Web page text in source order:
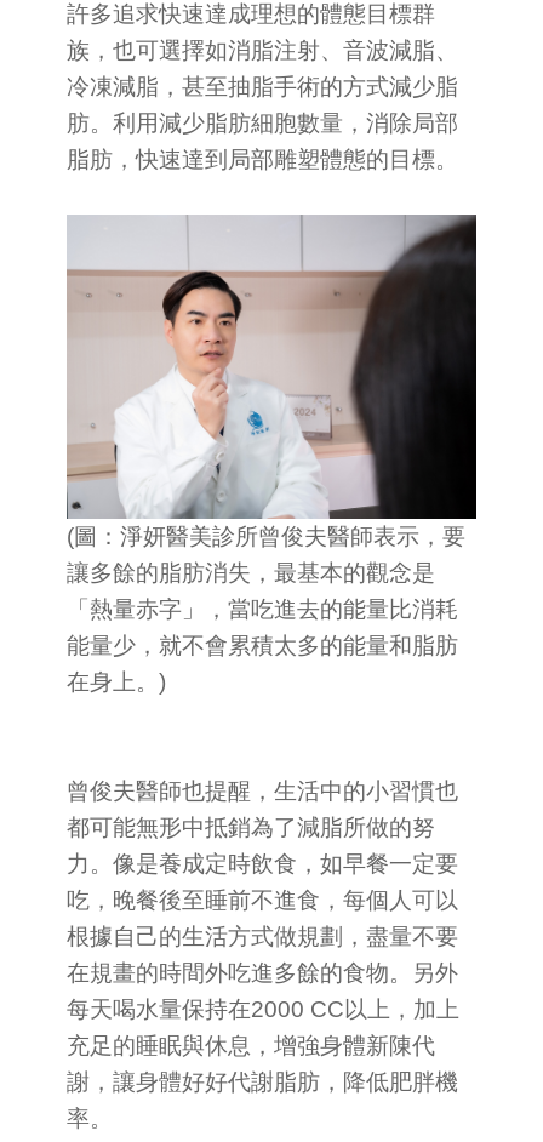
許多追求快速達成理想的體態目標群
族，也可選擇如消脂注射、音波減脂、
冷凍減脂，甚至抽脂手術的方式減少脂
肪。利用減少脂肪細胞數量，消除局部
脂肪，快速達到局部雕塑體態的目標。
(圖：淨妍醫美診所曾俊夫醫師表示，要
讓多餘的脂肪消失，最基本的觀念是
「熱量赤字」，當吃進去的能量比消耗
能量少，就不會累積太多的能量和脂肪
在身上。)
曾俊夫醫師也提醒，生活中的小習慣也
都可能無形中抵銷為了減脂所做的努
力。像是養成定時飲食，如早餐一定要
吃，晚餐後至睡前不進食，每個人可以
根據自己的生活方式做規劃，盡量不要
在規畫的時間外吃進多餘的食物。另外
每天喝水量保持在2000 CC以上，加上
充足的睡眠與休息，增強身體新陳代
謝，讓身體好好代謝脂肪，降低肥胖機
率。